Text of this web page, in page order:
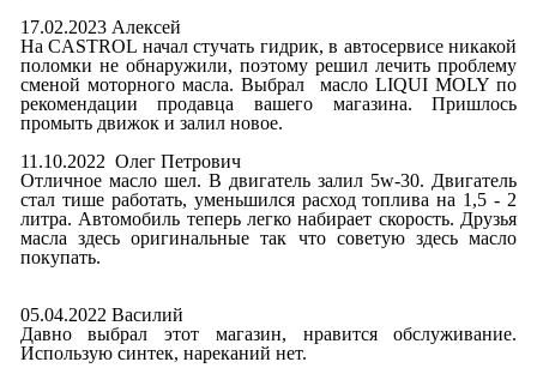
17.02.2023 Алексей
На CASTROL начал стучать гидрик, в автосервисе никакой
поломки не обнаружили, поэтому решил лечить проблему
сменой моторного масла. Выбрал масло LIQUI MOLY по
рекомендации продавца вашего магазина. Пришлось
промыть движок и залил новое.
11.10.2022 Олег Петрович
Отличное масло шел. В двигатель залил 5w-30. Двигатель
стал тише работать, уменьшился расход топлива на 1,5 - 2
литра. Автомобиль теперь легко набирает скорость. Друзья
масла здесь оригинальные так что советую здесь масло
покупать.
05.04.2022 Василий
Давно выбрал этот магазин, нравится обслуживание.
Использую синтек, нареканий нет.